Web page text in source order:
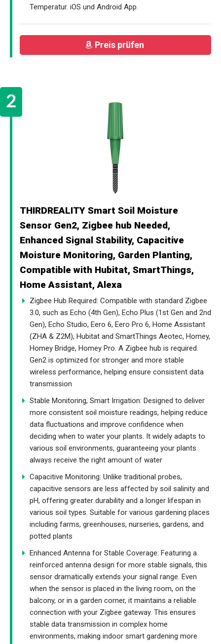
Temperatur. iOS und Android App.
Preis prüfen
THIRDREALITY Smart Soil Moisture
Sensor Gen2, Zigbee hub Needed,
Enhanced Signal Stability, Capacitive
Moisture Monitoring, Garden Planting,
Compatible with Hubitat, SmartThings,
Home Assistant, Alexa
Zigbee Hub Required: Compatible with standard Zigbee
3.0, such as Echo (4th Gen), Echo Plus (1st Gen and 2nd
Gen), Echo Studio, Eero 6, Eero Pro 6, Home Assistant
(ZHA & Z2M), Hubitat and SmartThings Aeotec, Homey,
Homey Bridge, Homey Pro. A Zigbee hub is required.
Gen2 is optimized for stronger and more stable
wireless performance, helping ensure consistent data
transmission
Stable Monitoring, Smart Irrigation: Designed to deliver
more consistent soil moisture readings, helping reduce
data fluctuations and improve confidence when
deciding when to water your plants. It widely adapts to
various soil environments, guaranteeing your plants
always receive the right amount of water
Capacitive Monitoring: Unlike traditional probes,
capacitive sensors are less affected by soil salinity and
pH, offering greater durability and a longer lifespan in
various soil types. Suitable for various gardening places
including farms, greenhouses, nurseries, gardens, and
potted plants
Enhanced Antenna for Stable Coverage: Featuring a
reinforced antenna design for more stable signals, this
sensor dramatically extends your signal range. Even
when the sensor is placed in the living room, on the
balcony, or in a garden corner, it maintains a reliable
connection with your Zigbee gateway. This ensures
stable data transmission in complex home
environments, making indoor smart gardening more